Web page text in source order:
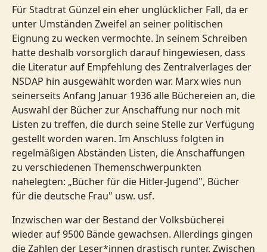
Für Stadtrat Günzel ein eher unglücklicher Fall, da er
unter Umständen Zweifel an seiner politischen
Eignung zu wecken vermochte. In seinem Schreiben
hatte deshalb vorsorglich darauf hingewiesen, dass
die Literatur auf Empfehlung des Zentralverlages der
NSDAP hin ausgewählt worden war. Marx wies nun
seinerseits Anfang Januar 1936 alle Büchereien an, die
Auswahl der Bücher zur Anschaffung nur noch mit
Listen zu treffen, die durch seine Stelle zur Verfügung
gestellt worden waren. Im Anschluss folgten in
regelmäßigen Abständen Listen, die Anschaffungen
zu verschiedenen Themenschwerpunkten
nahelegten: „Bücher für die Hitler-Jugend", Bücher
für die deutsche Frau" usw. usf.
Inzwischen war der Bestand der Volksbücherei
wieder auf 9500 Bände gewachsen. Allerdings gingen
die Zahlen der Leser*innen drastisch runter. Zwischen